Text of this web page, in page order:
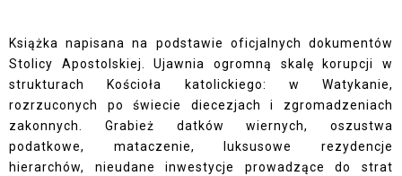
Książka napisana na podstawie oficjalnych dokumentów
Stolicy Apostolskiej. Ujawnia ogromną skalę korupcji w
strukturach Kościoła katolickiego: w Watykanie,
rozrzuconych po świecie diecezjach i zgromadzeniach
zakonnych. Grabież datków wiernych, oszustwa
podatkowe, mataczenie, luksusowe rezydencje
hierarchów, nieudane inwestycje prowadzące do strat